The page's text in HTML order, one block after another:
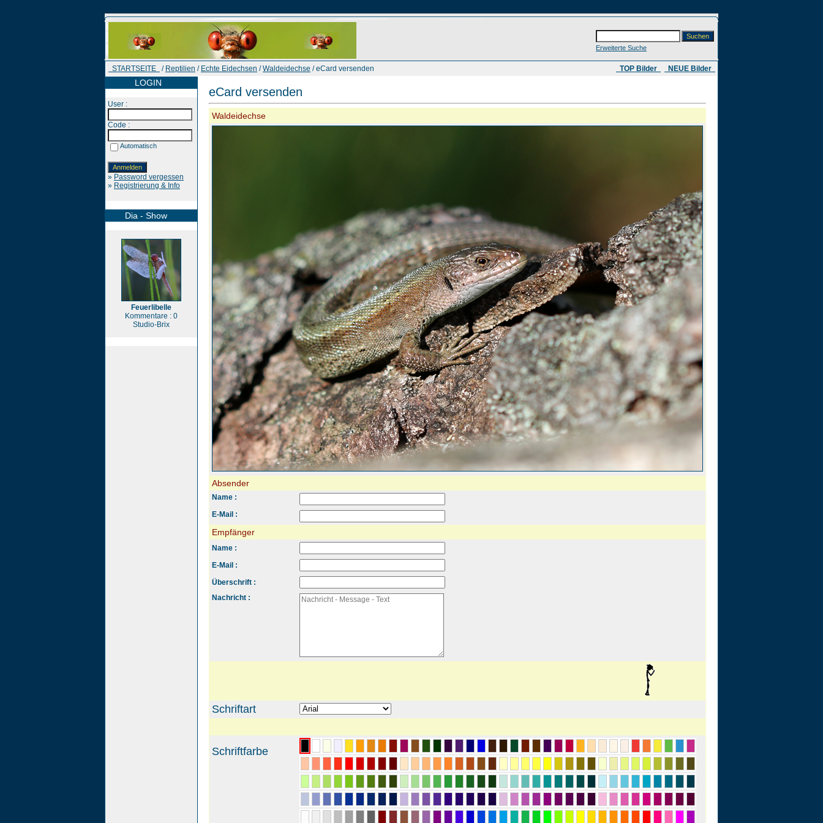
Erweiterte Suche
STARTSEITE / Reptilien / Echte Eidechsen /Waldeidechse / eCard versenden ​ TOP Bilder NEUE Bilder
LOGIN
User :
Code :
Automatisch
» Password vergessen
» Registrierung & Info
Dia - Show
Feuerlibelle
Kommentare : 0
Studio-Brix
eCard versenden
Waldeidechse
Absender
Name :
E-Mail :
Empfänger
Name :
E-Mail :
Überschrift :
Nachricht :
Schriftart
Schriftfarbe